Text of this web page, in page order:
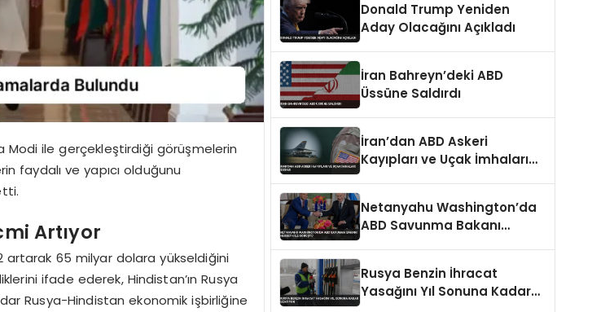
Modi ile gerçekleştirdiği görüşmelerin
faydalı ve yapıcı olduğunu
Artıyor
artarak 65 milyar dolara yükseldiğini
ifade ederek, Hindistan’ın Rusya
Rusya-Hindistan ekonomik işbirliğine
Donald Trump Yeniden
Aday Olacağını Açıkladı
İran Bahreyn’deki ABD
Üssüne Saldırdı
İran’dan ABD Askeri
Kayıpları ve Uçak İmhaları
Netanyahu Washington’da
ABD Savunma Bakanı
Rusya Benzin İhracat
Yasağını Yıl Sonuna Kadar